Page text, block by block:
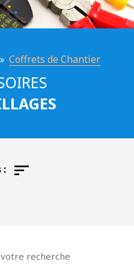
» Coffrets de Chantier
:
recherche